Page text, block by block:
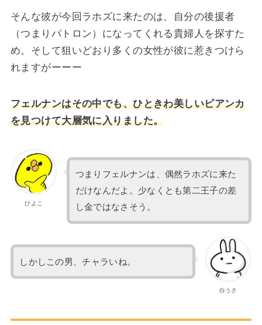
そんな彼が今回ラホズに来たのは、自分の後援者
（つまりパトロン）になってくれる貴婦人を探すた
め。そして狙いどおり多くの女性が彼に惹きつけら
れますがーーー
フェルナンはその中でも、ひときわ美しいビアンカ
を見つけて大層気に入りました。
ひよこ
つまりフェルナンは、偶然ラホズに来た
だけなんだよ。少なくとも第二王子の差
し金ではなさそう。
白うさ
しかしこの男、チャラいね。